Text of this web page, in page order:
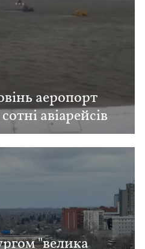
аеропорт
авіарейсів
"велика